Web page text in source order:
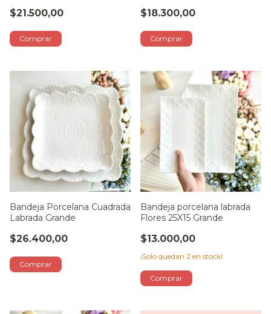
$21.500,00 $18.300,00
Bandeja Porcelana Cuadrada
Labrada Grande
$26.400,00
Bandeja porcelana labrada
Flores 25X15 Grande
$13.000,00
¡Solo quedan 2 en stock!